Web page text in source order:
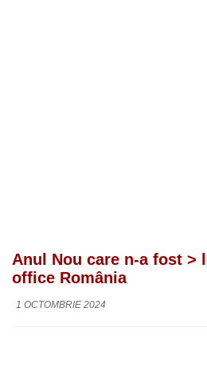
Anul Nou care n-a fost >
office România
1 OCTOMBRIE 2024